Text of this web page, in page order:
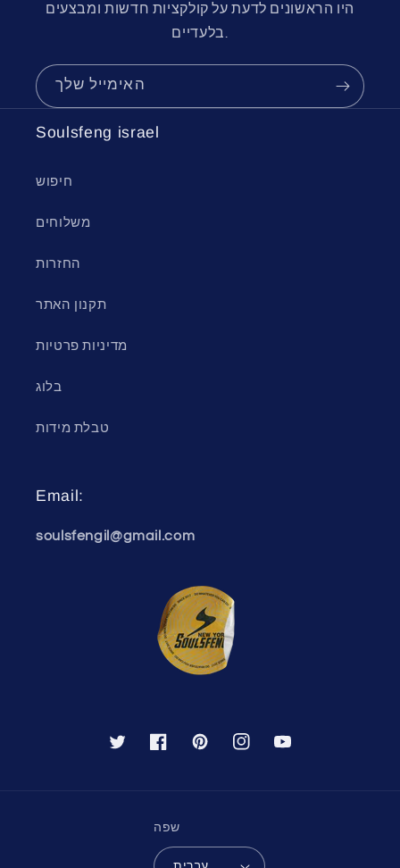
היו הראשונים לדעת על קולקציות חדשות ומבצעים
האימייל שלך
Soulsfeng israel
חיפוש
משלוחים
החזרות
תקנון האתר
מדיניות פרטיות
בלוג
טבלת מידות
Email:
soulsfengil@gmail.com
טוויטר פייסבוקפינטרסטאינסטגרם
יוטיוב
שפה